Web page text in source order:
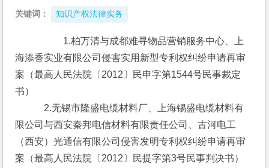
关键词： 知识产权法律实务
1.柏万清与成都难寻物品营销服务中心、上
海添香实业有限公司侵害实用新型专利权纠纷申请再审
案（最高人民法院〔2012〕民申字第1544号民事裁定
书）
2.无锡市隆盛电缆材料厂、上海锡盛电缆材料有
限公司与西安秦邦电信材料有限责任公司、古河电工
（西安）光通信有限公司侵害发明专利权纠纷申请再审
案（最高人民法院〔2012〕民提字第3号民事判决书）